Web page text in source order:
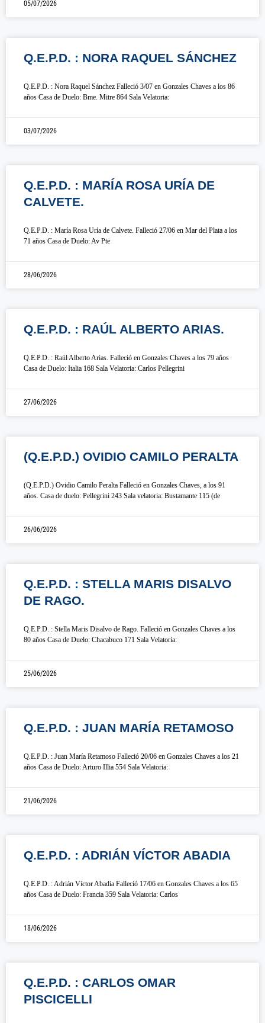
05/07/2026
Q.E.P.D. : NORA RAQUEL SÁNCHEZ
Q.E.P.D. : Nora Raquel Sánchez Falleció 3/07 en Gonzales Chaves a los 86
años Casa de Duelo: Bme. Mitre 864 Sala Velatoria:
03/07/2026
Q.E.P.D. : MARÍA ROSA URÍA DE
CALVETE.
Q.E.P.D. : María Rosa Uría de Calvete. Falleció 27/06 en Mar del Plata a los
71 años Casa de Duelo: Av Pte
28/06/2026
Q.E.P.D. : RAÚL ALBERTO ARIAS.
Q.E.P.D. : Raúl Alberto Arias. Falleció en Gonzales Chaves a los 79 años
Casa de Duelo: Italia 168 Sala Velatoria: Carlos Pellegrini
27/06/2026
(Q.E.P.D.) OVIDIO CAMILO PERALTA
(Q.E.P.D.) Ovidio Camilo Peralta Falleció en Gonzales Chaves, a los 91
años. Casa de duelo: Pellegrini 243 Sala velatoria: Bustamante 115 (de
26/06/2026
Q.E.P.D. : STELLA MARIS DISALVO
DE RAGO.
Q.E.P.D. : Stella Maris Disalvo de Rago. Falleció en Gonzales Chaves a los
80 años Casa de Duelo: Chacabuco 171 Sala Velatoria:
25/06/2026
Q.E.P.D. : JUAN MARÍA RETAMOSO
Q.E.P.D. : Juan María Retamoso Falleció 20/06 en Gonzales Chaves a los 21
años Casa de Duelo: Arturo Illia 554 Sala Velatoria:
21/06/2026
Q.E.P.D. : ADRIÁN VÍCTOR ABADIA
Q.E.P.D. : Adrián Víctor Abadia Falleció 17/06 en Gonzales Chaves a los 65
años Casa de Duelo: Francia 359 Sala Velatoria: Carlos
18/06/2026
Q.E.P.D. : CARLOS OMAR
PISCICELLI